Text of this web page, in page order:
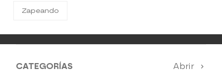
Zapeando
CATEGORÍAS Abrir